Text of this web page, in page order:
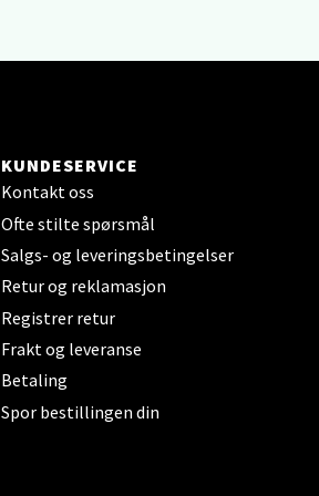
KUNDESERVICE
Kontakt oss
Ofte stilte spørsmål
Salgs- og leveringsbetingelser
Retur og reklamasjon
Registrer retur
Frakt og leveranse
Betaling
Spor bestillingen din